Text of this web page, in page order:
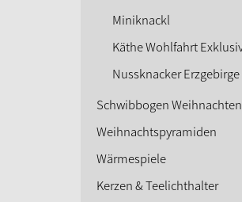
Miniknackl
Käthe Wohlfahrt
Nussknacker Erzgebirge
Schwibbogen Weihnachten
Weihnachtspyramiden
Wärmespiele
Kerzen & Teelichthalter